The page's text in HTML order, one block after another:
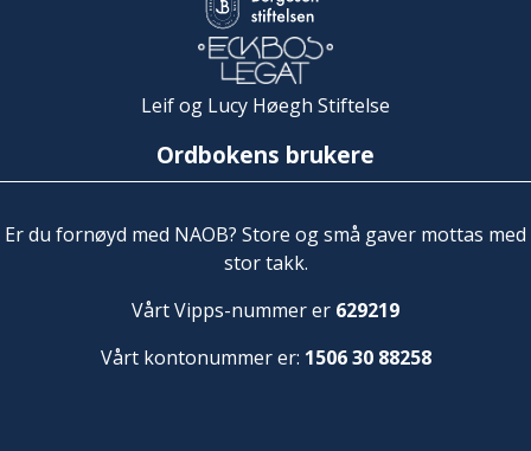
Leif og Lucy Høegh Stiftelse
Ordbokens brukere
Er du fornøyd med NAOB? Store og små gaver mottas med
stor takk.
Vårt Vipps-nummer er 629219
Vårt kontonummer er: 1506 30 88258